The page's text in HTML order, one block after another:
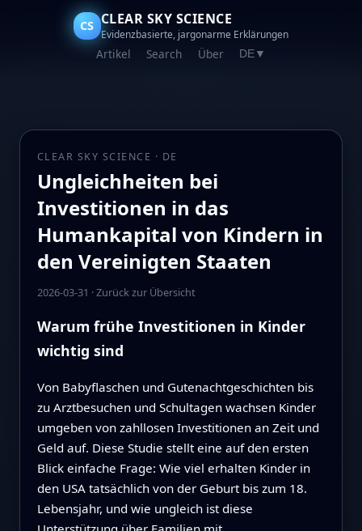
CS CLEAR SKY SCIENCE
Evidenzbasierte, jargonarme Erklärungen
Artikel Search Über DE▼
CLEAR SKY SCIENCE · DE
Ungleichheiten bei
Investitionen in das
Humankapital von Kindern in
den Vereinigten Staaten
2026-03-31 ·Zurück zur Übersicht
Warum frühe Investitionen in Kinder
wichtig sind
Von Babyflaschen und Gutenachtgeschichten bis
zu Arztbesuchen und Schultagen wachsen Kinder
umgeben von zahllosen Investitionen an Zeit und
Geld auf. Diese Studie stellt eine auf den ersten
Blick einfache Frage: Wie viel erhalten Kinder in
den USA tatsächlich von der Geburt bis zum 18.
Lebensjahr, und wie ungleich ist diese